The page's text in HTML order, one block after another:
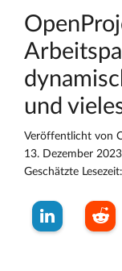
und
Veröffentlicht von
13. Dezember 2023
Geschätzte